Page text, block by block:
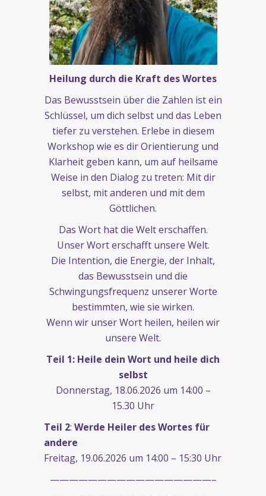
Heilung durch die Kraft des Wortes
Das Bewusstsein über die Zahlen ist ein
Schlüssel, um dich selbst und das Leben
tiefer zu verstehen. Erlebe in diesem
Workshop wie es dir Orientierung und
Klarheit geben kann, um auf heilsame
Weise in den Dialog zu treten: Mit dir
selbst, mit anderen und mit dem
Göttlichen.
Das Wort hat die Welt erschaffen.
Unser Wort erschafft unsere Welt.
Die Intention, die Energie, der Inhalt,
das Bewusstsein und die
Schwingungsfrequenz unserer Worte
bestimmten, wie sie wirken.
Wenn wir unser Wort heilen, heilen wir
unsere Welt.
Teil 1: Heile dein Wort und heile dich
selbst
Donnerstag, 18.06.2026 um 14:00 –
15.30 Uhr
Teil 2: Werde Heiler des Wortes für
andere
Freitag, 19.06.2026 um 14:00 – 15:30 Uhr
—————————————————–